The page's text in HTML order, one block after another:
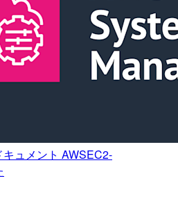
ュメント AWSEC2-